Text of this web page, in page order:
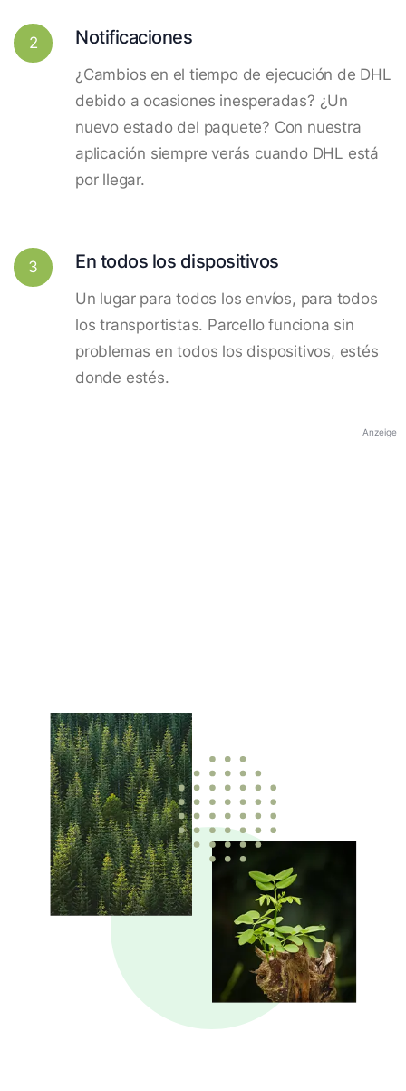
2 Notificaciones
¿Cambios en el tiempo de ejecución de DHL
debido a ocasiones inesperadas? ¿Un
nuevo estado del paquete? Con nuestra
aplicación siempre verás cuando DHL está
por llegar.
3 En todos los dispositivos
Un lugar para todos los envíos, para todos
los transportistas. Parcello funciona sin
problemas en todos los dispositivos, estés
donde estés.
Anzeige